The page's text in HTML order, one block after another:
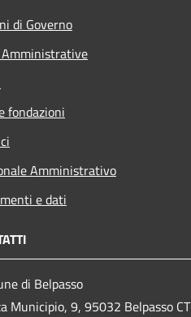
di Governo
fondazioni
Amministrativo
e dati
di Belpasso
Municipio, 9, 95032 Belpasso CT